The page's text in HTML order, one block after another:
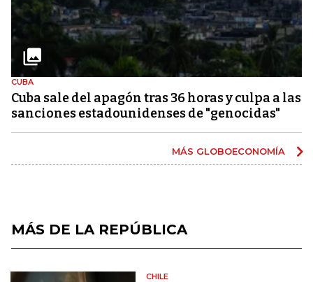
CUBA
Cuba sale del apagón tras 36 horas y culpa a las
sanciones estadounidenses de "genocidas"
MÁS GLOBOECONOMÍA
MÁS DE LA REPÚBLICA
CHILE